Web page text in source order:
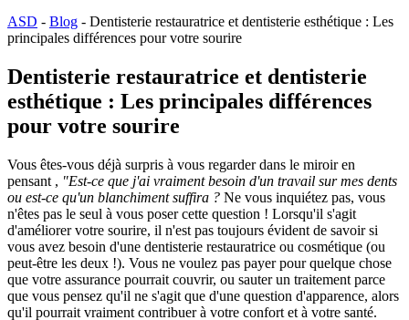
ASD - Blog - Dentisterie restauratrice et dentisterie esthétique : Les
principales différences pour votre sourire
Dentisterie restauratrice et dentisterie
esthétique : Les principales différences
pour votre sourire
Vous êtes-vous déjà surpris à vous regarder dans le miroir en
pensant , "Est-ce que j'ai vraiment besoin d'un travail sur mes dents
ou est-ce qu'un blanchiment suffira ? Ne vous inquiétez pas, vous
n'êtes pas le seul à vous poser cette question ! Lorsqu'il s'agit
d'améliorer votre sourire, il n'est pas toujours évident de savoir si
vous avez besoin d'une dentisterie restauratrice ou cosmétique (ou
peut-être les deux !). Vous ne voulez pas payer pour quelque chose
que votre assurance pourrait couvrir, ou sauter un traitement parce
que vous pensez qu'il ne s'agit que d'une question d'apparence, alors
qu'il pourrait vraiment contribuer à votre confort et à votre santé.